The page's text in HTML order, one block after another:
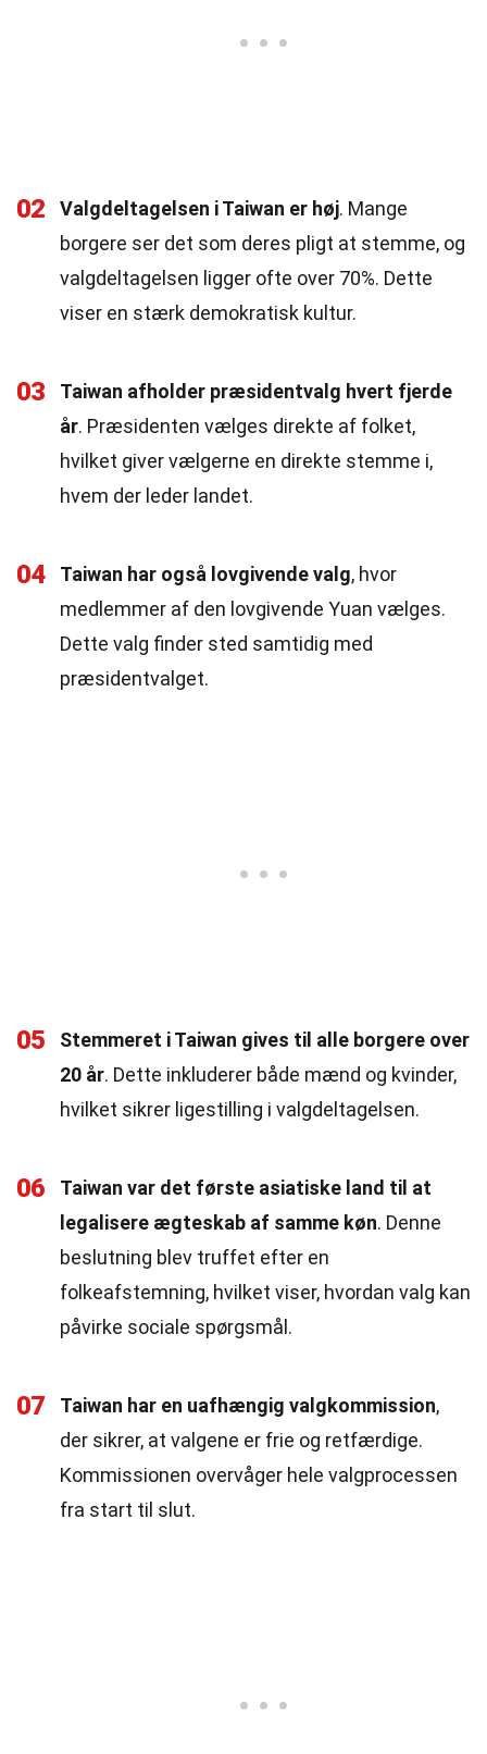
02 Valgdeltagelsen i Taiwan er høj. Mange
borgere ser det som deres pligt at stemme, og
valgdeltagelsen ligger ofte over 70%. Dette
viser en stærk demokratisk kultur.
03
Taiwan afholder præsidentvalg hvert fjerde
år. Præsidenten vælges direkte af folket,
hvilket giver vælgerne en direkte stemme i,
hvem der leder landet.
04 Taiwan har også lovgivende valg, hvor
medlemmer af den lovgivende Yuan vælges.
Dette valg finder sted samtidig med
præsidentvalget.
05
Stemmeret i Taiwan gives til alle borgere over
20 år. Dette inkluderer både mænd og kvinder,
hvilket sikrer ligestilling i valgdeltagelsen.
06
Taiwan var det første asiatiske land til at
legalisere ægteskab af samme køn. Denne
beslutning blev truffet efter en
folkeafstemning, hvilket viser, hvordan valg kan
påvirke sociale spørgsmål.
07 Taiwan har en uafhængig valgkommission,
der sikrer, at valgene er frie og retfærdige.
Kommissionen overvåger hele valgprocessen
fra start til slut.